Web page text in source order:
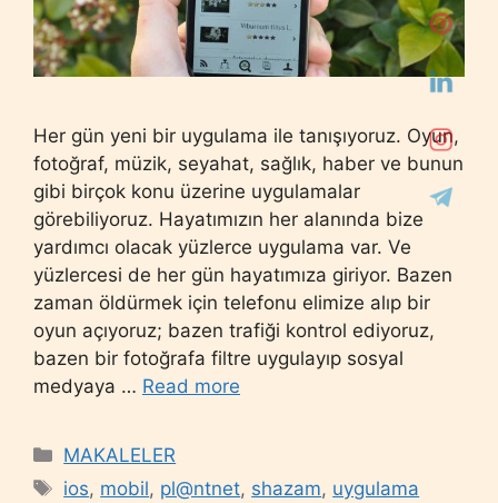
Her gün yeni bir uygulama ile tanışıyoruz. Oyun,
fotoğraf, müzik, seyahat, sağlık, haber ve bunun
gibi birçok konu üzerine uygulamalar
görebiliyoruz. Hayatımızın her alanında bize
yardımcı olacak yüzlerce uygulama var. Ve
yüzlercesi de her gün hayatımıza giriyor. Bazen
zaman öldürmek için telefonu elimize alıp bir
oyun açıyoruz; bazen trafiği kontrol ediyoruz,
bazen bir fotoğrafa filtre uygulayıp sosyal
medyaya … Read more
Categories
MAKALELER
Tags
ios, mobil, pl@ntnet, shazam, uygulama